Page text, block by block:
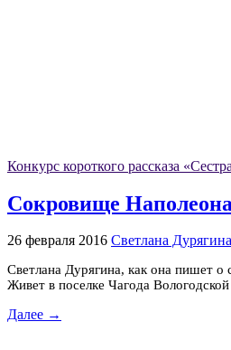
Конкурс короткого рассказа
Сокровище Наполеона
26 февраля 2016 Светлана Дурягина
Светлана Дурягина, как она пишет о
Живет в поселке Чагода
Далее →